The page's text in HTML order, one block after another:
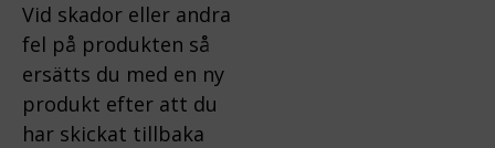
Vid skador eller andra
fel på produkten så
ersätts du med en ny
produkt efter att du
har skickat tillbaka